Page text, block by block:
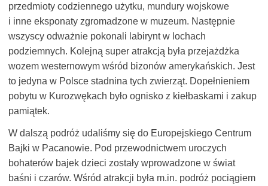
przedmioty codziennego użytku, mundury wojskowe
i inne eksponaty zgromadzone w muzeum. Następnie
wszyscy odważnie pokonali labirynt w lochach
podziemnych. Kolejną super atrakcją była przejażdżka
wozem westernowym wśród bizonów amerykańskich. Jest
to jedyna w Polsce stadnina tych zwierząt. Dopełnieniem
pobytu w Kurozwękach było ognisko z kiełbaskami i zakup
pamiątek.
W dalszą podróż udaliśmy się do Europejskiego Centrum
Bajki w Pacanowie. Pod przewodnictwem uroczych
bohaterów bajek dzieci zostały wprowadzone w świat
baśni i czarów. Wśród atrakcji była m.in. podróż pociągiem